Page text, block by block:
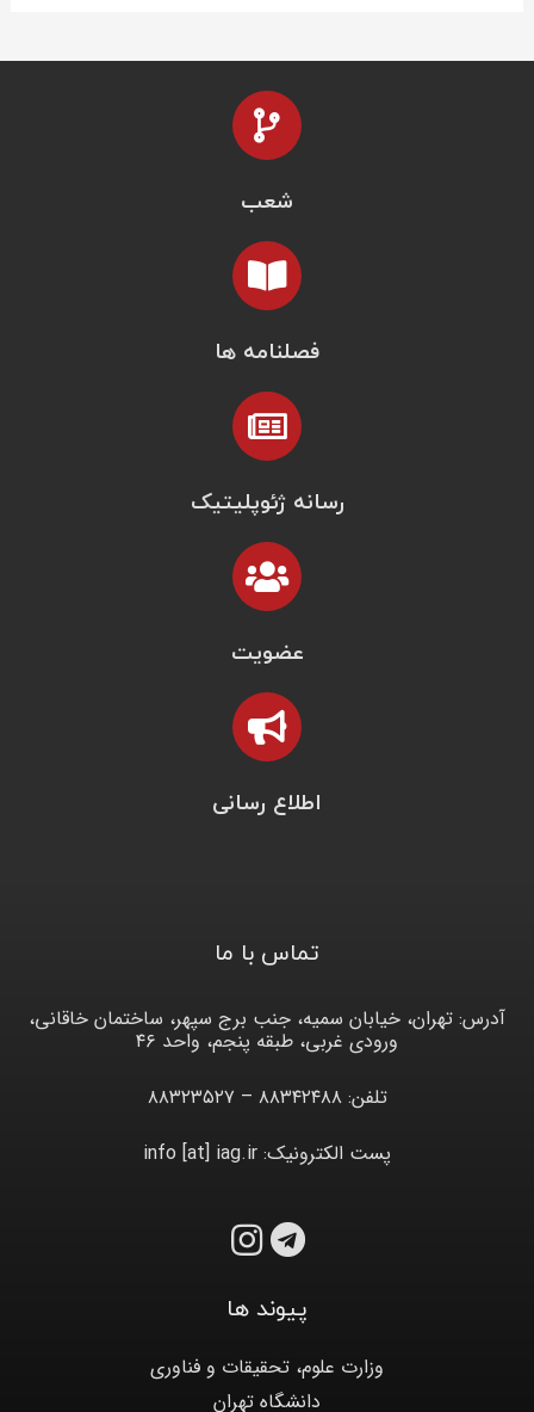
شعب
فصلنامه ها
رسانه ژئوپلیتیک
عضویت
اطلاع رسانی
تماس با ما
آدرس: تهران، خیابان سمیه، جنب برج سپهر، ساختمان خاقانی،
ورودی غربی، طبقه پنجم، واحد ۴۶
تلفن: ۸۸۳۴۲۴۸۸ – ۸۸۳۲۳۵۲۷
پست الکترونیک: info [at] iag.ir
پیوند ها
وزارت علوم، تحقیقات و فناوری
دانشگاه تهران